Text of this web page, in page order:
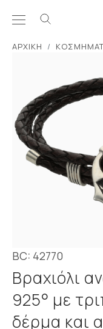
ΑΡΧΙΚΗ
BC: 42770
Βραχιόλι
925° με
δέρμα και